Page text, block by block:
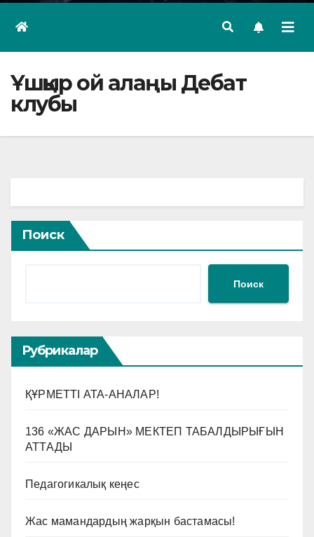
Ұшқыр ой алаңы Дебат
клубы
Поиск
Поиск
Рубрикалар
ҚҰРМЕТТІ АТА-АНАЛАР!
136 «ЖАС ДАРЫН» МЕКТЕП ТАБАЛДЫРЫҒЫН
АТТАДЫ
Педагогикалық кеңес
Жас мамандардың жарқын бастамасы!